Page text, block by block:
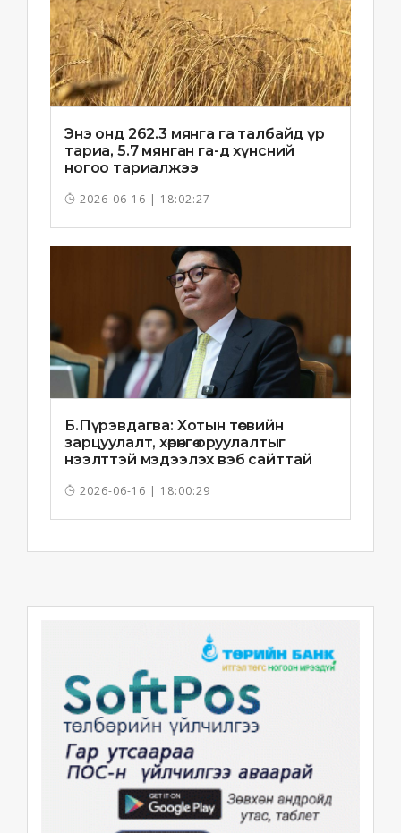
Энэ онд 262.3 мянга га талбайд үр
тариа, 5.7 мянган га-д хүнсний
ногоо тариалжээ
2026-06-16 | 18:02:27
Б.Пүрэвдагва: Хотын төсвийн
зарцуулалт, хөрөнгө оруулалтыг
нээлттэй мэдээлэх вэб сайттай
2026-06-16 | 18:00:29